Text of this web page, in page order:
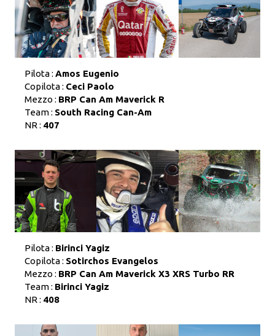
Pilota : Amos Eugenio
Copilota : Ceci Paolo
Mezzo : BRP Can Am Maverick R
Team : South Racing Can-Am
NR : 407
Pilota : Birinci Yagiz
Copilota : Sotirchos Evangelos
Mezzo : BRP Can Am Maverick X3 XRS Turbo RR
Team : Birinci Yagiz
NR : 408